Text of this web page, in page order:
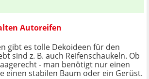
Autoreifen
gibt es tolle Dekoideen für den
sind z. B. auch Reifenschaukeln. Ob
- man benötigt nur einen
einen stabilen Baum oder ein Gerüst.